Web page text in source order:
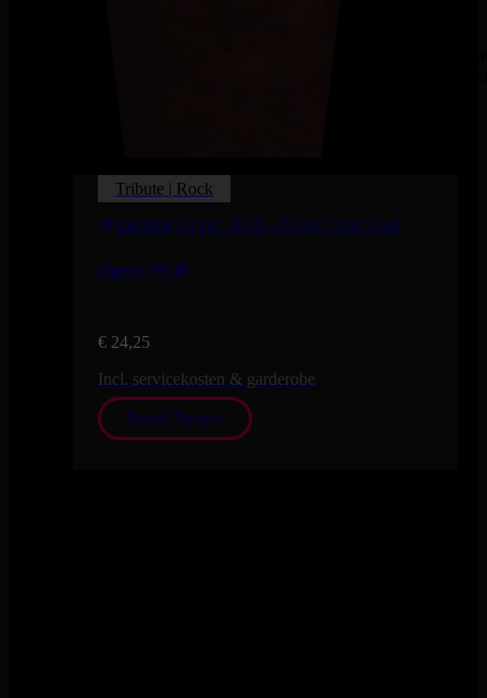
Tribute | Rock
zaterdag 18 apr. 2026 - 20:30- Grote Zaal
Open: 19:30
€ 24,25
Incl. servicekosten & garderobe
Bestel Tickets